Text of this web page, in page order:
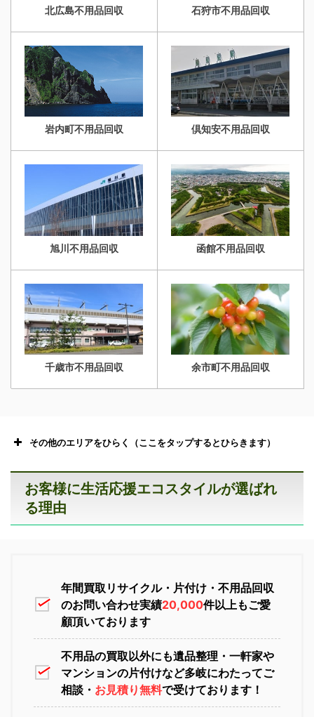
りの想いに応える丁寧な
コスタイル」 ...
ぎの片付けや、ご自身で
家具・家電の処分も、 ...
北広島不用品回収 石狩市不用品回収
岩内町不用品回収 倶知安不用品回収
旭川不用品回収 函館不用品回収
千歳市不用品回収 余市町不用品回収
その他のエリアをひらく（ここをタップするとひらきます）
苫小牧不用品回収 室蘭不用品回収
お客様に生活応援エコスタイルが選ばれ
る理由
年間買取リサイクル・片付け・不用品回収
のお問い合わせ実績20,000件以上もご愛
顧頂いております
不用品の買取以外にも遺品整理・一軒家や
マンションの片付けなど多岐にわたってご
相談・ お見積り無料で受けております！